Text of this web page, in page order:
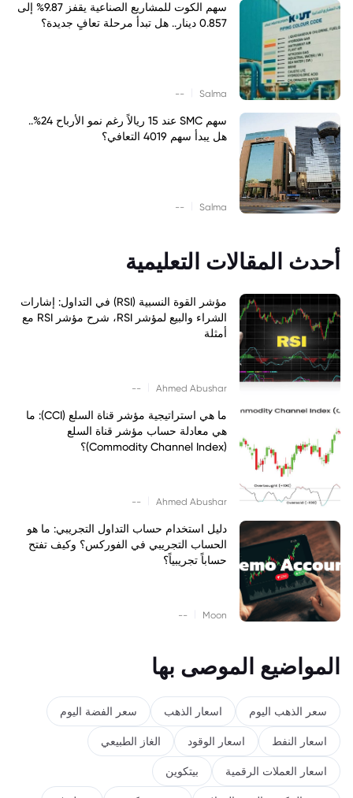
سهم الكوت للمشاريع الصناعية يقفز 9.87% إلى
0.857 دينار.. هل تبدأ مرحلة تعافٍ جديدة؟
Salma
--
سهم SMC عند 15 ريالاً رغم نمو الأرباح 24%..
هل يبدأ سهم 4019 التعافي؟
Salma
--
أحدث المقالات التعليمية
مؤشر القوة النسبية (RSI) في التداول: إشارات
الشراء والبيع لمؤشر RSI، شرح مؤشر RSI مع
أمثلة
Ahmed Abushar
--
ما هي استراتيجية مؤشر قناة السلع (CCI): ما
هي معادلة حساب مؤشر قناة السلع
(Commodity Channel Index)؟
Ahmed Abushar
--
دليل استخدام حساب التداول التجريبي: ما هو
الحساب التجريبي في الفوركس؟ وكيف تفتح
حساباً تجريبياً؟
Moon
--
المواضيع الموصى بها
سعر الذهب اليوم اسعار الذهب سعر الفضة اليوم
اسعار النفط اسعار الوقود الغاز الطبيعي
اسعار العملات الرقمية بيتكوين